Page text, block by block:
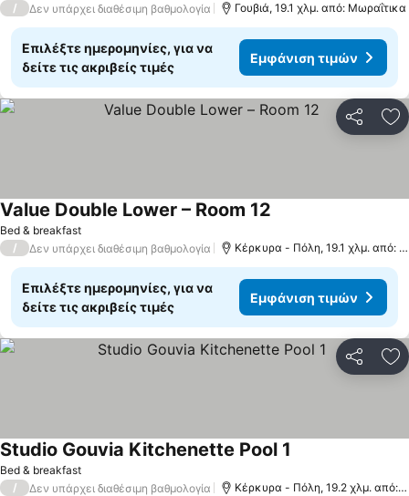
/ Δεν υπάρχει διαθέσιμη βαθμολογία Γουβιά, 19.1 χλμ. από: Μωραΐτικα
Επιλέξτε ημερομηνίες, για να
δείτε τις ακριβείς τιμές
Εμφάνιση τιμών
Bed & breakfast
Value Double Lower – Room 12
/ Δεν υπάρχει διαθέσιμη βαθμολογία Κέρκυρα - Πόλη, 19.1 χλμ. από:
Επιλέξτε ημερομηνίες, για να
δείτε τις ακριβείς τιμές
Εμφάνιση τιμών
Bed & breakfast
Studio Gouvia Kitchenette Pool 1
/ Δεν υπάρχει διαθέσιμη βαθμολογία Κέρκυρα - Πόλη, 19.2 χλμ. από: